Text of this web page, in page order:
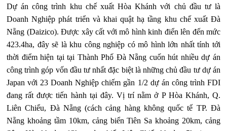
Dự án công trình khu chế xuất Hòa Khánh với chủ đầu tư là
Doanh Nghiệp phát triển và khai quật hạ tầng khu chế xuất Đà
Nẵng (Daizico). Được xây cất với mô hình kinh điển lên đến mức
423.4ha, đây sẽ là khu công nghiệp có mô hình lớn nhất tính tới
thời điểm hiện tại tại Thành Phố Đà Nẵng cuốn hút nhiều dự án
công trình góp vốn đầu tư nhất đặc biệt là những chủ đầu tư dự án
Japan với 23 Doanh Nghiệp chiếm gần 1/2 dự án công trình FDI
đang rất được tiến hành tại đây. Vị trí nằm ở P Hòa Khánh, Q.
Liên Chiểu, Đà Nẵng (cách cảng hàng không quốc tế TP. Đà
Nẵng khoảng tầm 10km, cảng biển Tiên Sa khoảng 20km, cảng